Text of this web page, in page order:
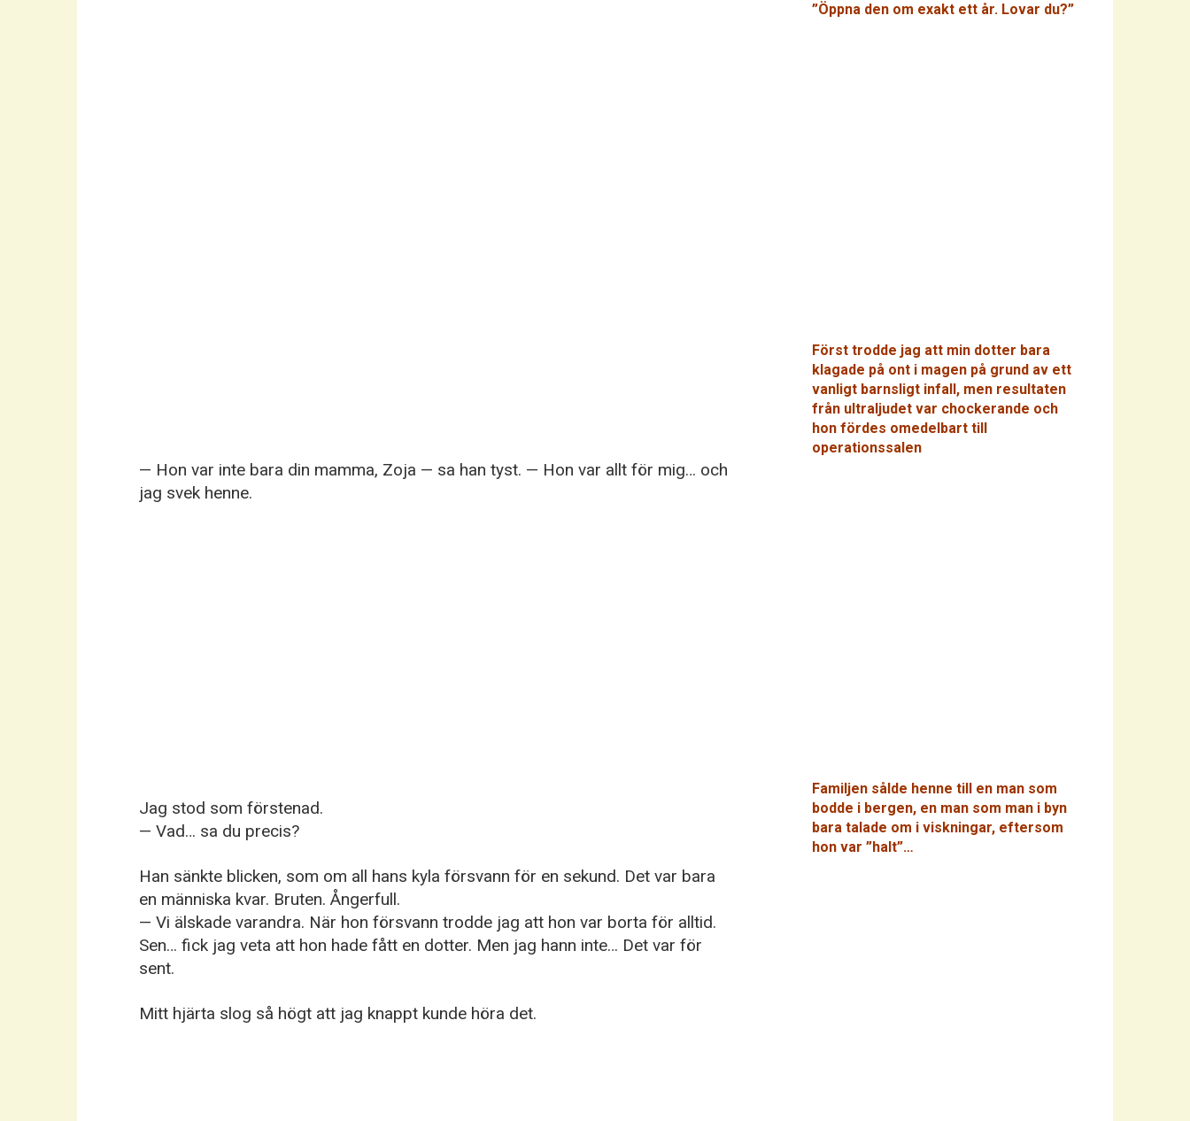
— Hon var inte bara din mamma, Zoja — sa han tyst. — Hon var allt för mig… och
jag svek henne.
Jag stod som förstenad.
— Vad… sa du precis?
Han sänkte blicken, som om all hans kyla försvann för en sekund. Det var bara
en människa kvar. Bruten. Ångerfull.
— Vi älskade varandra. När hon försvann trodde jag att hon var borta för alltid.
Sen… fick jag veta att hon hade fått en dotter. Men jag hann inte… Det var för
sent.
Mitt hjärta slog så högt att jag knappt kunde höra det.
”Öppna den om exakt ett år. Lovar du?”
Först trodde jag att min dotter bara
klagade på ont i magen på grund av ett
vanligt barnsligt infall, men resultaten
från ultraljudet var chockerande och
hon fördes omedelbart till
operationssalen
Familjen sålde henne till en man som
bodde i bergen, en man som man i byn
bara talade om i viskningar, eftersom
hon var ”halt”…